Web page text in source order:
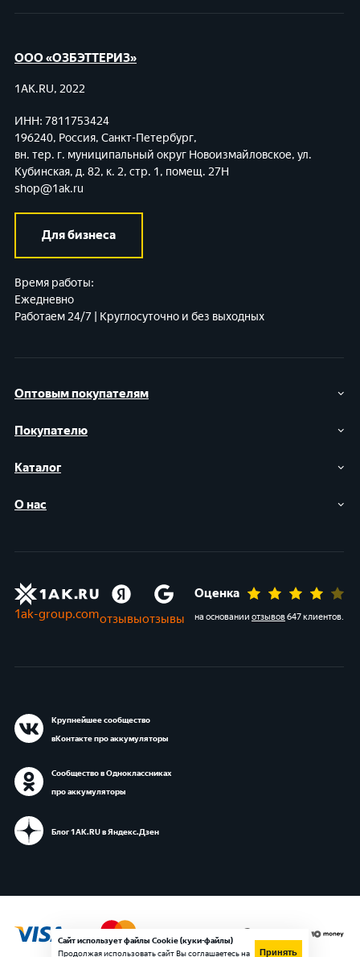
Сайт использует файлы Cookie (куки-файлы)
Продолжая использовать сайт Вы соглашаетесь на
Принять
Оптовым покупателям
Покупателю
Каталог
О нас
ООО «ОЗБЭТТЕРИЗ»
1AK.RU, 2022
ИНН: 7811753424
196240, Россия, Санкт-Петербург,
вн. тер. г. муниципальный округ Новоизмайловское, ул.
Кубинская, д. 82, к. 2, стр. 1, помещ. 27Н
shop@1ak.ru
Для бизнеса
Время работы:
Ежедневно
Работаем 24/7 | Круглосуточно и без выходных
1ak-group.comотзывыотзывы
Оценка
на основании отзывов647 клиентов.
Крупнейшее сообщество
вКонтакте про аккумуляторы
Сообщество в Одноклассниках
про аккумуляторы
Блог 1АК.RU в Яндекс.Дзен